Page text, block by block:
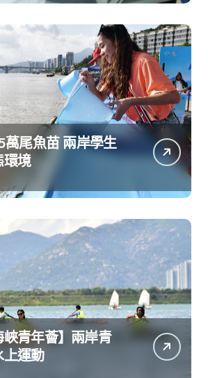
萬尾魚苗 兩岸學生
環境
峽青年薈】兩岸青
上運動